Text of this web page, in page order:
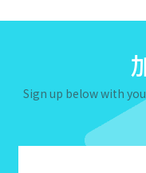
Sign up below with